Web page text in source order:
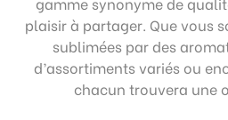
plaisir à partager. Que vous
sublimées par des
d’assortiments variés ou
chacun trouvera une